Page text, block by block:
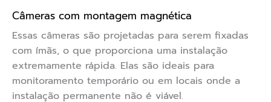
Câmeras com montagem magnética
Essas câmeras são projetadas para serem fixadas
com ímãs, o que proporciona uma instalação
extremamente rápida. Elas são ideais para
monitoramento temporário ou em locais onde a
instalação permanente não é viável.